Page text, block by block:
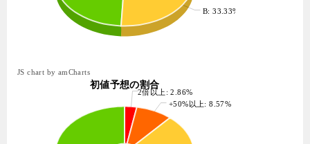
B: 33.33%
2倍以上: 2.86%
+50%以上: 8.57%
初値予想の割合
JS chart by amCharts